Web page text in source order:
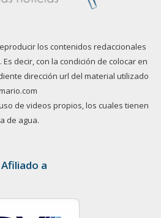
los contenidos redaccionales
decir, con la condición de colocar en
dirección url del material utilizado
de videos propios, los cuales tienen
de agua.
Afiliado a